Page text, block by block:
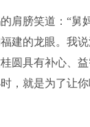
膀笑道：“舅
建的龙眼。我
圆具有补心、
，就是为了让